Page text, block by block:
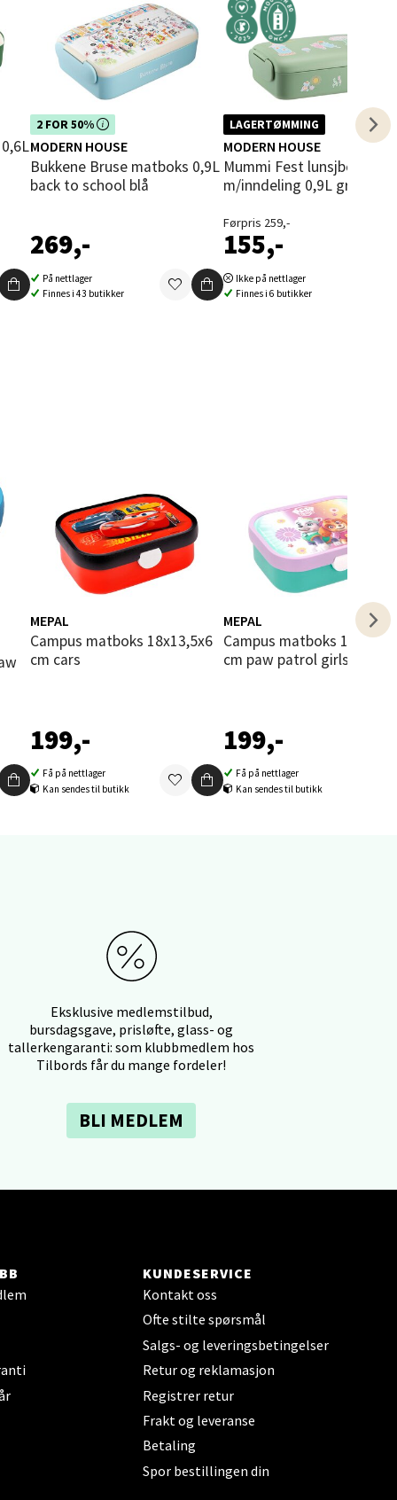
2 FOR 50%
Dette produktet er inkludert i vår
kampanje. Benytt deg av rabatten i
dag!
MODERN HOUSE
Bukkene Bruse matboks 0,9L
back to school blå
269,-
På nettlager
Finnes i 43 butikker
LAGERTØMMING
MODERN HOUSE
Mummi Fest lunsjboks
m/inndeling 0,9L grønn/
Førpris 259,-
155,-
Ikke på nettlager
Finnes i 6 butikker
MEPAL
Campus matboks 18x13,5x6
cm cars
199,-
Få på nettlager
Kan sendes til butikk
MEPAL
Campus matboks 18x13,2x6
cm paw patrol girls
199,-
Få på nettlager
Kan sendes til butikk
Eksklusive medlemstilbud,
bursdagsgave, prisløfte, glass- og
tallerkengaranti: som klubbmedlem hos
Tilbords får du mange fordeler!
BLI MEDLEM
KUNDESERVICE
Kontakt oss
Ofte stilte spørsmål
Salgs- og leveringsbetingelser
Retur og reklamasjon
Registrer retur
Frakt og leveranse
Betaling
Spor bestillingen din